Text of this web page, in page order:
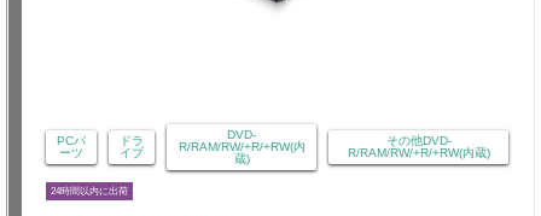
PCパ
ーツ
ドラ
イブ
DVD-
R/RAM/RW/+R/+RW(内
蔵)
その他DVD-
R/RAM/RW/+R/+RW(内蔵)
24時間以内に出荷